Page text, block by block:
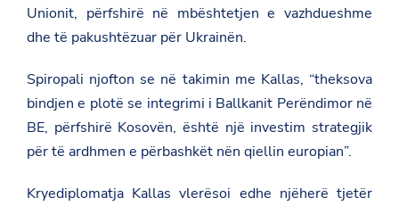
Unionit, përfshirë në mbështetjen e vazhdueshme
dhe të pakushtëzuar për Ukrainën.
Spiropali njofton se në takimin me Kallas, “theksova
bindjen e plotë se integrimi i Ballkanit Perëndimor në
BE, përfshirë Kosovën, është një investim strategjik
për të ardhmen e përbashkët nën qiellin europian”.
Kryediplomatja Kallas vlerësoi edhe njëherë tjetër